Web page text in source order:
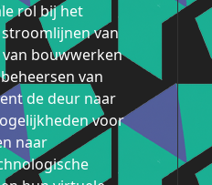
rol bij het
van
bouwwerken
van
de deur naar
voor
naar